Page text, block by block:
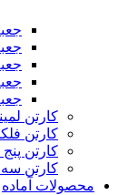
کارتن
کارتن
کارتن پنج
کارتن سه
محصولات آماده